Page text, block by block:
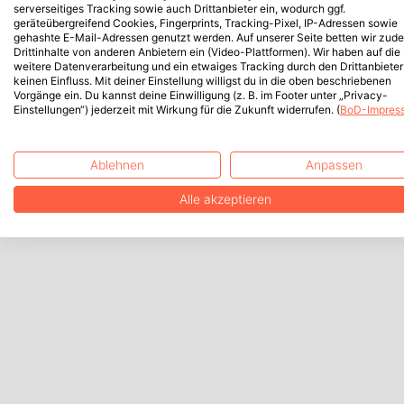
serverseitiges Tracking sowie auch Drittanbieter ein, wodurch ggf.
geräteübergreifend Cookies, Fingerprints, Tracking-Pixel, IP-Adressen sowie
gehashte E-Mail-Adressen genutzt werden. Auf unserer Seite betten wir
Drittinhalte von anderen Anbietern ein (Video-Plattformen). Wir haben auf die
weitere Datenverarbeitung und ein etwaiges Tracking durch den Drittanbieter
keinen Einfluss. Mit deiner Einstellung willigst du in die oben beschriebenen
Vorgänge ein. Du kannst deine Einwilligung (z. B. im Footer unter „Privacy-
Einstellungen“) jederzeit mit Wirkung für die Zukunft widerrufen. (BoD-
Ablehnen Anpassen
Alle akzeptieren